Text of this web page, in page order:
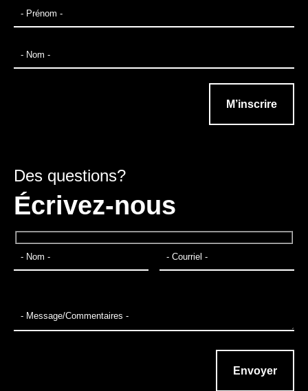
Des questions?
Écrivez-nous